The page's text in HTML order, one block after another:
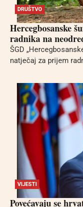
DRUŠTVO
Hercegbosanske
radnika na
ŠGD
natječaj za prijem
VIJESTI
Povećavaju se